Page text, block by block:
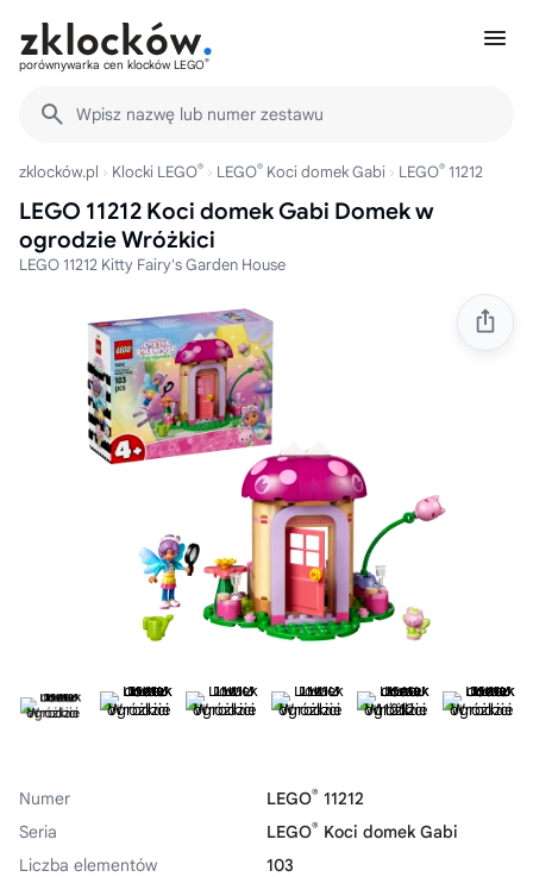
porównywarka cen klocków LEGO®
Wpisz nazwę lub numer zestawu
zklocków.pl Klocki LEGO® LEGO® Koci domek Gabi LEGO® 11212
LEGO 11212 Koci domek Gabi Domek w
ogrodzie Wróżkici
LEGO 11212 Kitty Fairy's Garden House
Numer LEGO® 11212
Seria
LEGO® Koci domek Gabi
Liczba elementów
103